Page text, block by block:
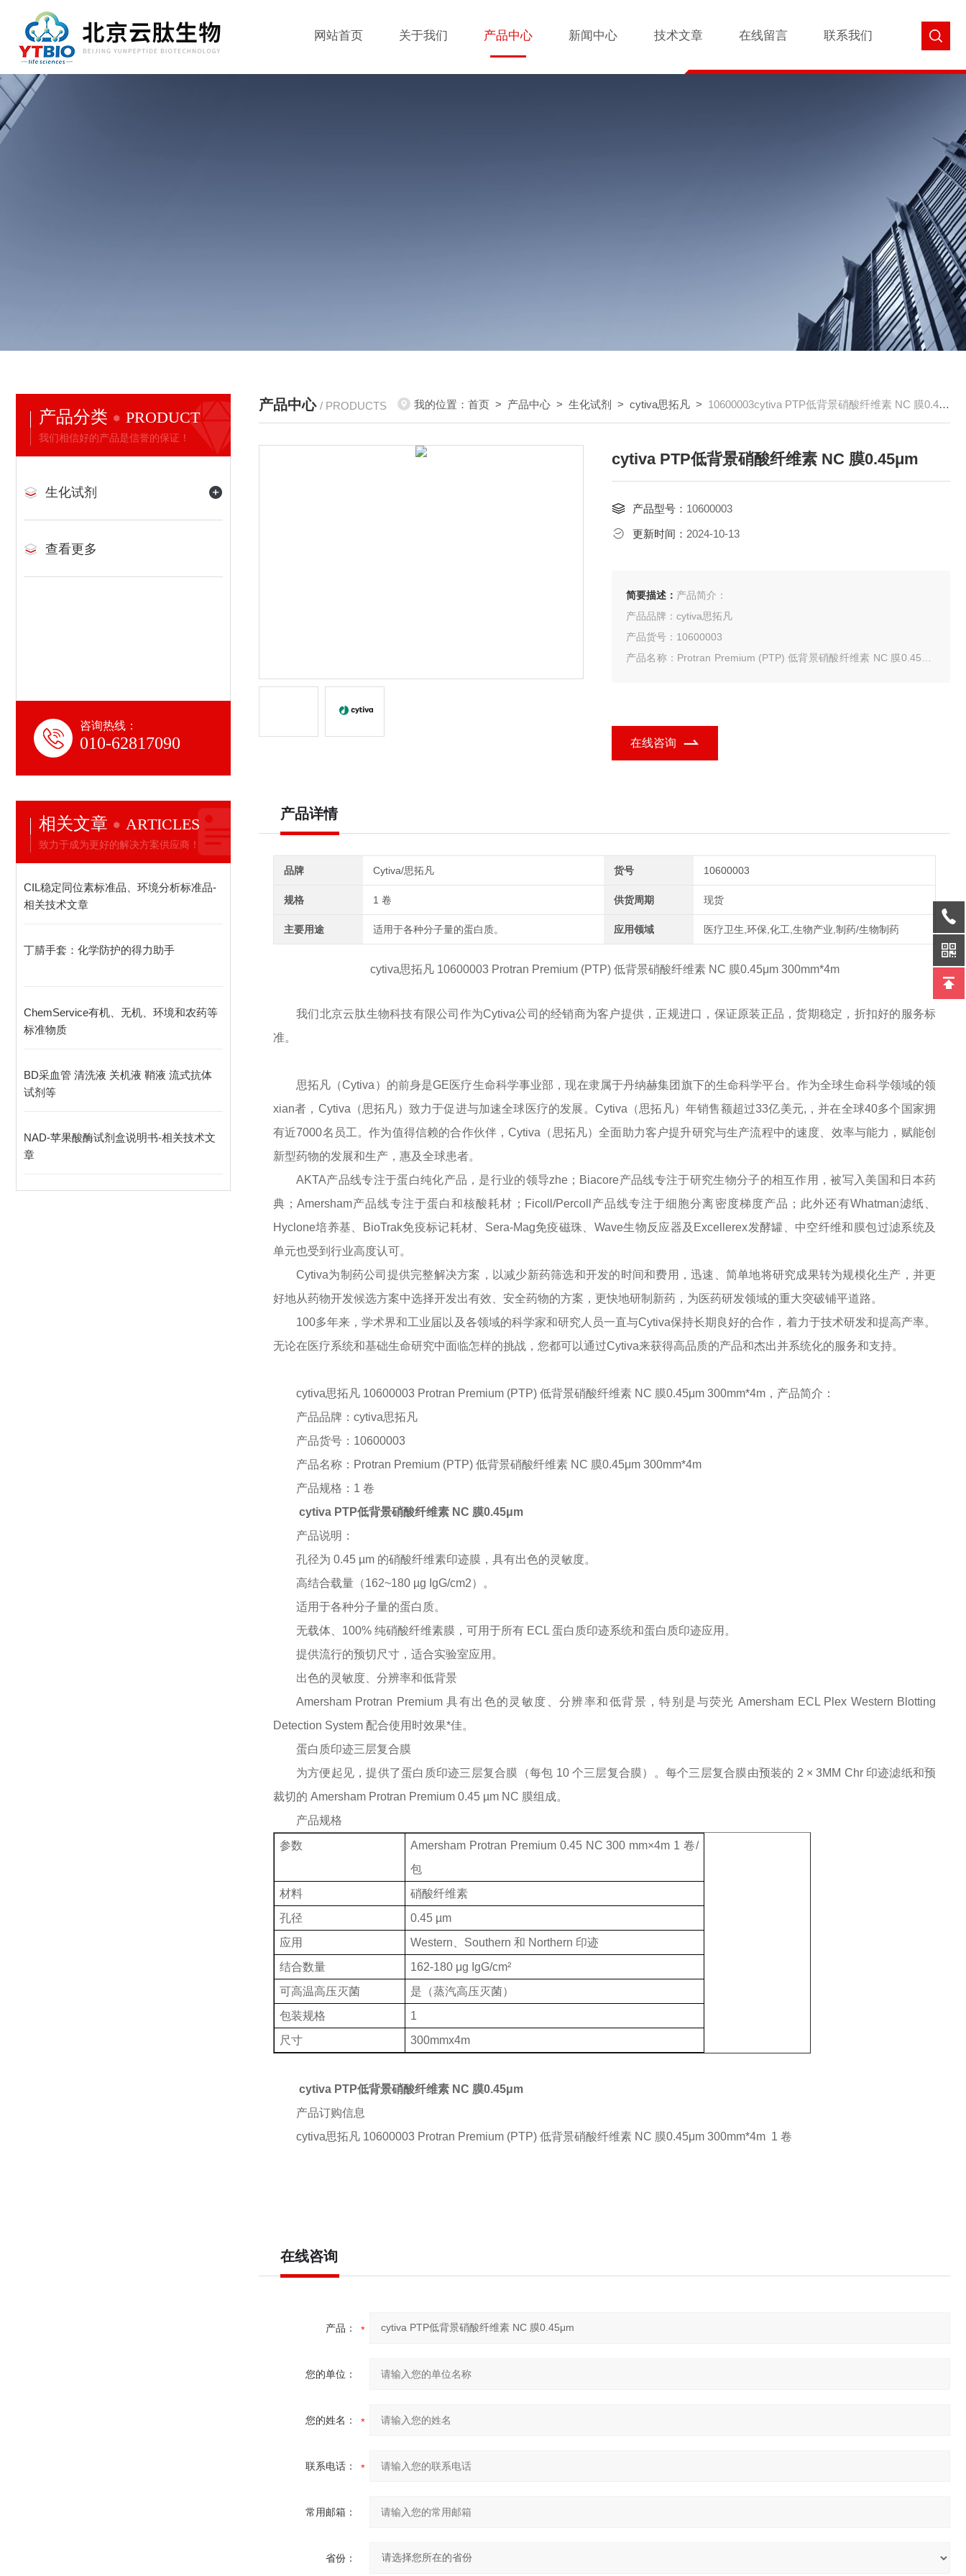
网站首页 关于我们 产品中心 新闻中心 技术文章 在线留言 联系我们
产品分类 PRODUCT
我们相信好的产品是信誉的保证！
生化试剂
查看更多
咨询热线：
010-62817090
相关文章 ARTICLES
致力于成为更好的解决方案供应商！
CIL稳定同位素标准品、环境分析标准品-
相关技术文章
丁腈手套：化学防护的得力助手
ChemService有机、无机、环境和农药等
标准物质
BD采血管 清洗液 关机液 鞘液 流式抗体
试剂等
NAD-苹果酸酶试剂盒说明书-相关技术文
章
产品中心 / PRODUCTS 我的位置：首页 > 产品中心 >生化试剂 >cytiva思拓凡 > 10600003cytiva PTP低背景硝酸纤维素 NC 膜0.45μm
cytiva PTP低背景硝酸纤维素 NC 膜0.45μm
产品型号： 10600003
更新时间： 2024-10-13
简要描述： 产品简介：
产品品牌：cytiva思拓凡
产品货号：10600003
产品名称：Protran Premium (PTP) 低背景硝酸纤维素 NC 膜0.45μm
在线咨询
产品详情
品牌 Cytiva/思拓凡 货号 10600003
规格 1 卷 供货周期 现货
主要用途 适用于各种分子量的蛋白质。 应用领域 医疗卫生,环保,化工,生物产业,制药/生物制药
cytiva思拓凡 10600003 Protran Premium (PTP) 低背景硝酸纤维素 NC 膜0.45μm 300mm*4m
我们北京云肽生物科技有限公司作为Cytiva公司的经销商为客户提供，正规进口，保证原装正品，货期稳定，折扣好的服务标
准。
思拓凡（Cytiva）的前身是GE医疗生命科学事业部，现在隶属于丹纳赫集团旗下的生命科学平台。作为全球生命科学领域的领
xian者， Cytiva（思拓凡）致力于促进与加速全球医疗的发展。Cytiva（思拓凡）年销售额超过33亿美元,，并在全球40多个国家拥
有近7000名员工。作为值得信赖的合作伙伴，Cytiva（思拓凡）全面助力客户提升研究与生产流程中的速度、效率与能力，赋能创
新型药物的发展和生产，惠及全球患者。
AKTA产品线专注于蛋白纯化产品，是行业的领导zhe；Biacore产品线专注于研究生物分子的相互作用，被写入美国和日本药
典；Amersham产品线专注于蛋白和核酸耗材；Ficoll/Percoll产品线专注于细胞分离密度梯度产品；此外还有Whatman滤纸、
Hyclone培养基、BioTrak免疫标记耗材、Sera-Mag免疫磁珠、Wave生物反应器及Excellerex发酵罐、中空纤维和膜包过滤系统及
单元也受到行业高度认可。
Cytiva为制药公司提供完整解决方案，以减少新药筛选和开发的时间和费用，迅速、简单地将研究成果转为规模化生产，并更
好地从药物开发候选方案中选择开发出有效、安全药物的方案，更快地研制新药，为医药研发领域的重大突破铺平道路。
100多年来，学术界和工业届以及各领域的科学家和研究人员一直与Cytiva保持长期良好的合作，着力于技术研发和提高产率。
无论在医疗系统和基础生命研究中面临怎样的挑战，您都可以通过Cytiva来获得高品质的产品和杰出并系统化的服务和支持。
cytiva思拓凡 10600003 Protran Premium (PTP) 低背景硝酸纤维素 NC 膜0.45μm 300mm*4m ， 产品简介：
产品品牌： cytiva思拓凡
产品货号： 10600003
产品名称： Protran Premium (PTP) 低背景硝酸纤维素 NC 膜0.45μm 300mm*4m
产品规格： 1 卷
cytiva PTP低背景硝酸纤维素 NC 膜0.45μm
产品说明：
孔径为 0.45 µm 的硝酸纤维素印迹膜，具有出色的灵敏度。
高结合载量（162~180 µg IgG/cm2）。
适用于各种分子量的蛋白质。
无载体、 100% 纯硝酸纤维素膜，可用于所有 ECL 蛋白质印迹系统和蛋白质印迹应用。
提供流行的预切尺寸，适合实验室应用。
出色的灵敏度、分辨率和低背景
Amersham Protran Premium 具有出色的灵敏度、分辨率和低背景，特别是与荧光 Amersham ECL Plex Western Blotting
Detection System 配合使用时效果*佳。
蛋白质印迹三层复合膜
为方便起见，提供了蛋白质印迹三层复合膜（每包 10 个三层复合膜）。每个三层复合膜由预装的 2 × 3MM Chr 印迹滤纸和预
裁切的 Amersham Protran Premium 0.45 µm NC 膜组成。
产品规格
参数
Amersham Protran Premium 0.45 NC 300 mm×4m 1 卷/
包
材料
硝酸纤维素
孔径
0.45 µm
应用
Western、Southern 和 Northern 印迹
结合数量
162-180 μg IgG/cm²
可高温高压灭菌
是（蒸汽高压灭菌）
包装规格
1
尺寸
300mmx4m
cytiva PTP低背景硝酸纤维素 NC 膜0.45μm
产品订购信息
cytiva思拓凡 10600003 Protran Premium (PTP) 低背景硝酸纤维素 NC 膜0.45μm 300mm*4m 1 卷
在线咨询
产品：
您的单位：
您的姓名：
联系电话：
常用邮箱：
省份：